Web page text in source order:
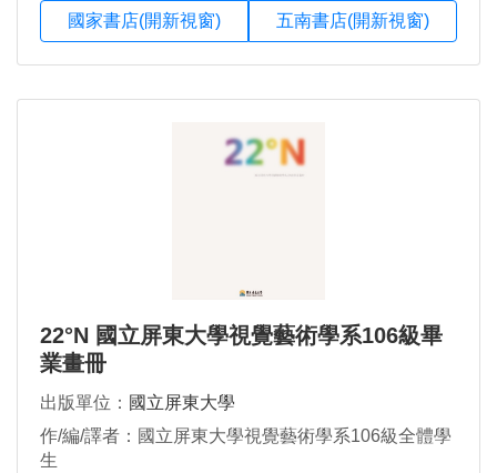
國家書店(開新視窗) 五南書店(開新視窗)
22°N 國立屏東大學視覺藝術學系106級畢
業畫冊
出版單位： 國立屏東大學
作/編/譯者：國立屏東大學視覺藝術學系106級全體學
生